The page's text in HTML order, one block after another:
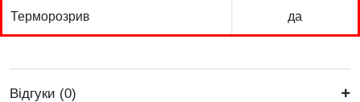
Терморозрив да
Відгуки (0)